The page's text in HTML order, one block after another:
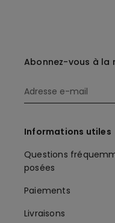
Abonnez-vous à la
Informations utiles
Questions
posées
Paiements
Livraisons